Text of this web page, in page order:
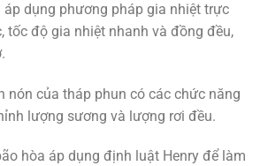
dụng phương pháp gia nhiệt trực
tốc độ gia nhiệt nhanh và đồng đều,
nón của tháp phun có các chức năng
lượng sương và lượng rơi đều.
hòa áp dụng định luật Henry để làm